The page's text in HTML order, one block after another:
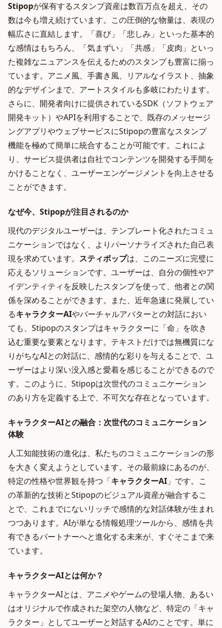
Stipopが保有するスタンプ資産は数百万点を超え、その
数は今も増え続けています。この圧倒的な物量は、表現の
幅広さに直結します。「喜び」「悲しみ」といった基本的
な感情はもちろん、「気まずい」「共感」「皮肉」といっ
た複雑なニュアンスを伝えるためのスタンプも豊富に揃っ
ています。アニメ風、手書き風、リアルなイラスト、抽象
的なデザインまで、アートスタイルも多岐にわたります。
さらに、開発者向けに提供されているSDK（ソフトウェア
開発キット）やAPIを利用することで、既存のメッセージ
ングアプリやウェブサービスにStipopの豊富なスタンプ
機能を極めて簡単に統合することが可能です。これによ
り、サービス提供者は自社でコンテンツを開発する手間を
かけることなく、ユーザーエンゲージメントを向上させる
ことができます。
なぜ今、Stipopが注目されるのか
現代のデジタルユーザーは、テンプレート化されたコミュ
ニケーションではなく、よりパーソナライズされた自己表
現を求めています。 スティポップは、このニーズに完璧に
応えるソリューションです。ユーザーは、自分の個性やア
イデンティティを反映したスタンプを使って、他者との関
係を深めることができます。また、近年急速に発展してい
るキャラクターAIやバーチャルアバターとの対話におい
ても、Stipopのスタンプはキャラクターに「命」を吹き
込む重要な要素となります。テキストだけでは無機質にな
りがちなAIとの対話に、感情的な彩りを与えることで、ユ
ーザーはより深い没入感と愛着を感じることができるので
す。このように、Stipopは次世代のコミュニケーション
のあり方を定義する上で、不可欠な存在となっています。
キャラクターAIとの融合：次世代のコミュニケーション
体験
人工知能技術の進化は、私たちのコミュニケーションの形
を大きく変えようとしています。その最前線にあるのが、
特定の性格や世界観を持つ「キャラクターAI 」です。こ
の革新的な技術とStipopのビジュアル資産が融合するこ
とで、これまでにないリッチで感情的な対話体験が生まれ
つつあります。AIが単なる情報処理ツールから、感情を共
有できるパートナーへと進化する未来が、すぐそこまで来
ています。
キャラクターAIとは何か？
キャラクターAIとは、アニメやゲームの登場人物、あるい
はオリジナルで作成された架空の人物など、特定の「キャ
ラクター」としてユーザーと対話するAIのことです。単に